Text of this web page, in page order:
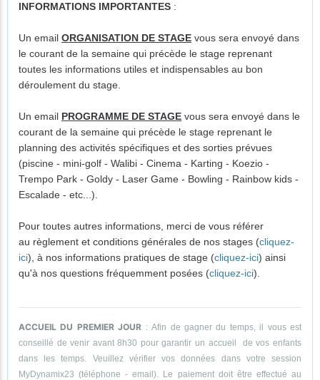
INFORMATIONS IMPORTANTES :
Un email ORGANISATION DE STAGE vous sera envoyé dans
le courant de la semaine qui précède le stage reprenant
toutes les informations utiles et indispensables au bon
déroulement du stage.
Un email PROGRAMME DE STAGE vous sera envoyé dans le
courant de la semaine qui précède le stage reprenant le
planning des activités spécifiques et des sorties prévues
(piscine - mini-golf - Walibi - Cinema - Karting - Koezio -
Trempo Park - Goldy - Laser Game - Bowling - Rainbow kids -
Escalade - etc...).
Pour toutes autres informations, merci de vous référer
au règlement et conditions générales de nos stages (cliquez-
ici), à nos informations pratiques de stage (cliquez-ici) ainsi
qu'à nos questions fréquemment posées (cliquez-ici).
ACCUEIL DU PREMIER JOUR : Afin de gagner du temps, il vous est
conseillé de venir avant 8h30 pour garantir un accueil de vos enfants
dans les temps. Veuillez vérifier vos données dans votre session
MyDynamix23 (téléphone - email). Le paiement doit être effectué au